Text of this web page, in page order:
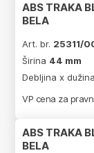
ABS TRAKA
BELA
Art. br. 25311/
Širina 44 mm
Debljina x dužina
VP cena za
ABS TRAKA
BELA